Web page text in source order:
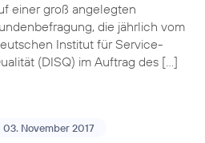
einer groß angelegten
die jährlich vom
Institut für Service-
(DISQ) im Auftrag des […]
03. November 2017